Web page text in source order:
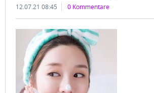
12.07.21 08:45 0 Kommentare